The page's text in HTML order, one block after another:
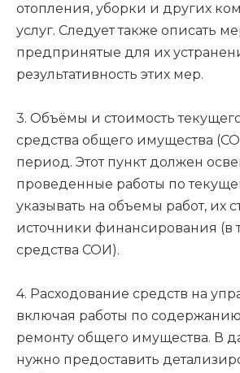
отопления, уборки и других
услуг. Следует также описать
предпринятые для их
результативность этих мер.
3. Объёмы и стоимость
средства общего имущества
период. Этот пункт должен
проведенные работы по
указывать на объемы работ, их
источники финансирования (в
средства СОИ).
4. Расходование средств на
включая работы по
ремонту общего имущества. В
нужно предоставить